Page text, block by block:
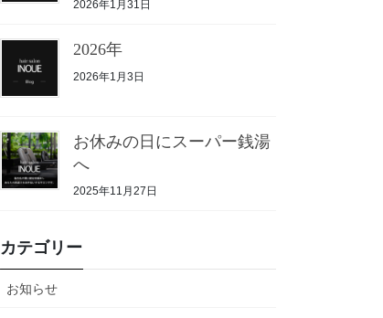
2026年1月31日
2026年
2026年1月3日
お休みの日にスーパー銭湯
へ
2025年11月27日
カテゴリー
お知らせ